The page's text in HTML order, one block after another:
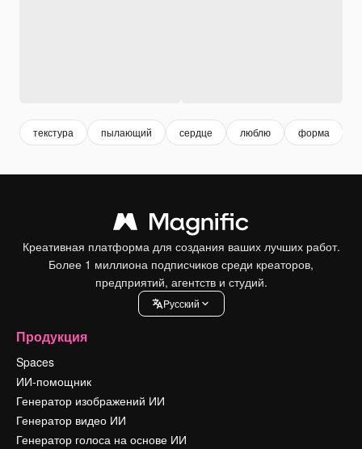
текстура пылающий сердце люблю форма
Креативная платформа для создания ваших лучших работ.
Более 1 миллиона подписчиков среди креаторов,
предприятий, агентств и студий.
Pусский
Продукция
Spaces
ИИ-помощник
Генератор изображений ИИ
Генератор видео ИИ
Генератор голоса на основе ИИ